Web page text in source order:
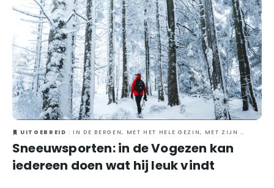
UITGEBREID : IN DE BERGEN, MET HET HELE GEZIN, MET ZIJN TWEETJES, WINTER
Sneeuwsporten: in de Vogezen kan
iedereen doen wat hij leuk vindt